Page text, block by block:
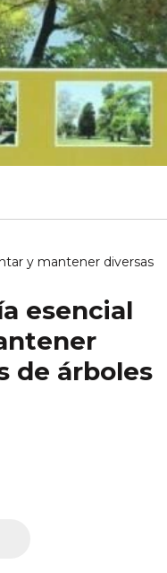
y mantener diversas
esencial
de árboles